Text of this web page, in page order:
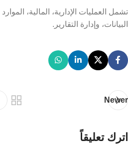
تشمل العمليات الإدارية، المالية،
البيانات، وإدارة التقارير.
Newer
اترك تعليقاً